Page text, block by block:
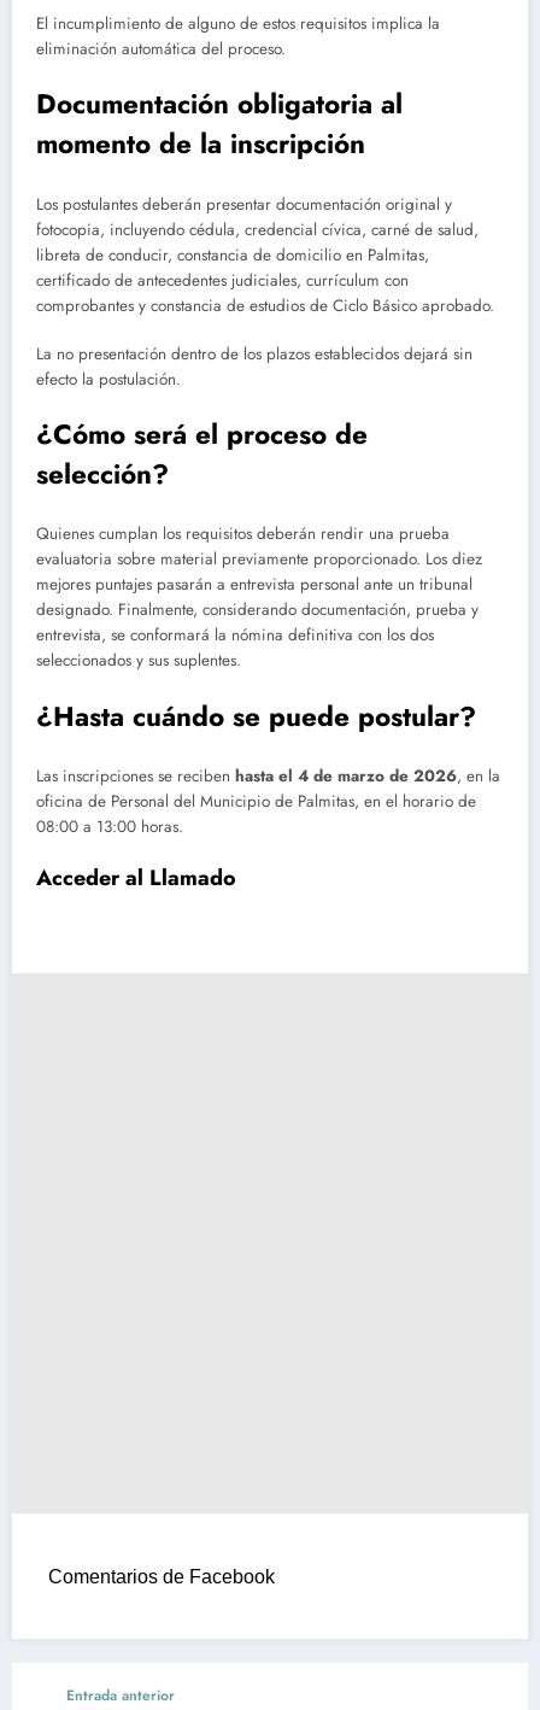
El incumplimiento de alguno de estos requisitos implica la
eliminación automática del proceso.
Documentación obligatoria al
momento de la inscripción
Los postulantes deberán presentar documentación original y
fotocopia, incluyendo cédula, credencial cívica, carné de salud,
libreta de conducir, constancia de domicilio en Palmitas,
certificado de antecedentes judiciales, currículum con
comprobantes y constancia de estudios de Ciclo Básico aprobado.
La no presentación dentro de los plazos establecidos dejará sin
efecto la postulación.
¿Cómo será el proceso de
selección?
Quienes cumplan los requisitos deberán rendir una prueba
evaluatoria sobre material previamente proporcionado. Los diez
mejores puntajes pasarán a entrevista personal ante un tribunal
designado. Finalmente, considerando documentación, prueba y
entrevista, se conformará la nómina definitiva con los dos
seleccionados y sus suplentes.
¿Hasta cuándo se puede postular?
Las inscripciones se reciben hasta el 4 de marzo de 2026, en la
oficina de Personal del Municipio de Palmitas, en el horario de
08:00 a 13:00 horas.
Acceder al Llamado
Comentarios de Facebook
Entrada anterior